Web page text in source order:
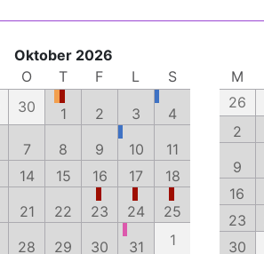
Oktober 2026
O T F L
S
30 1 2 3
4
7 8 9 10
11
14 15 16 17
18
21 22 23 24
25
28 29 30 31 1
M
26
2
9
16
23
30